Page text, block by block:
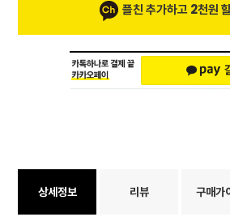
플친 추가하고 2천원
상세정보 리뷰 구매가